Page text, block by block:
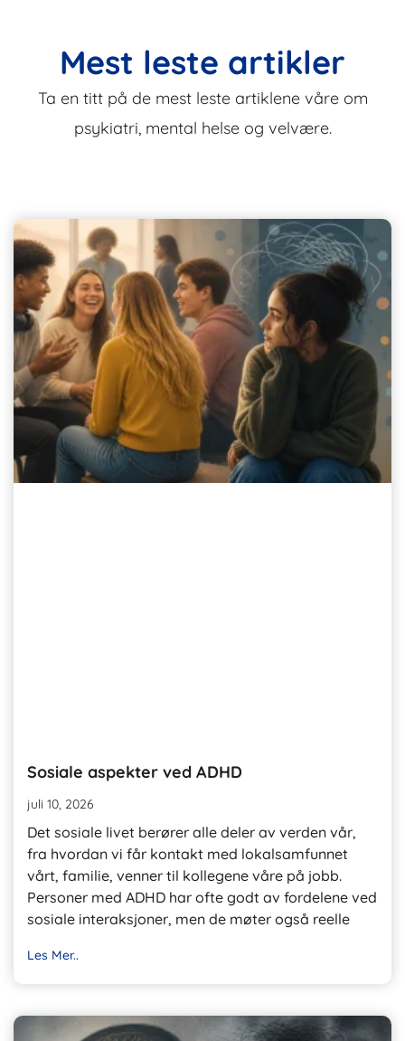
Mest leste artikler
Ta en titt på de mest leste artiklene våre om
psykiatri, mental helse og velvære.
Sosiale aspekter ved ADHD
juli 10, 2026
Det sosiale livet berører alle deler av verden vår,
fra hvordan vi får kontakt med lokalsamfunnet
vårt, familie, venner til kollegene våre på jobb.
Personer med ADHD har ofte godt av fordelene ved
sosiale interaksjoner, men de møter også reelle
Les Mer..